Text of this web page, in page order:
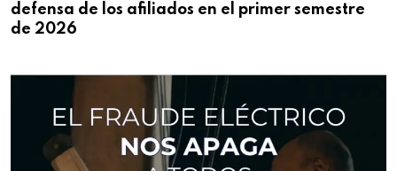
defensa de los afiliados en el primer semestre
de 2026